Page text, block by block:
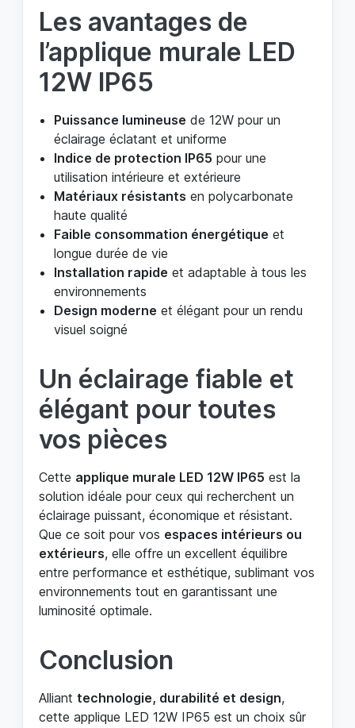
Les avantages de
l’applique murale LED
12W IP65
Puissance lumineuse de 12W pour un
éclairage éclatant et uniforme
Indice de protection IP65 pour une
utilisation intérieure et extérieure
Matériaux résistants en polycarbonate
haute qualité
Faible consommation énergétique et
longue durée de vie
Installation rapide et adaptable à tous les
environnements
Design moderne et élégant pour un rendu
visuel soigné
Un éclairage fiable et
élégant pour toutes
vos pièces
Cette applique murale LED 12W IP65 est la
solution idéale pour ceux qui recherchent un
éclairage puissant, économique et résistant.
Que ce soit pour vos espaces intérieurs ou
extérieurs, elle offre un excellent équilibre
entre performance et esthétique, sublimant vos
environnements tout en garantissant une
luminosité optimale.
Conclusion
Alliant technologie, durabilité et design,
cette applique LED 12W IP65 est un choix sûr